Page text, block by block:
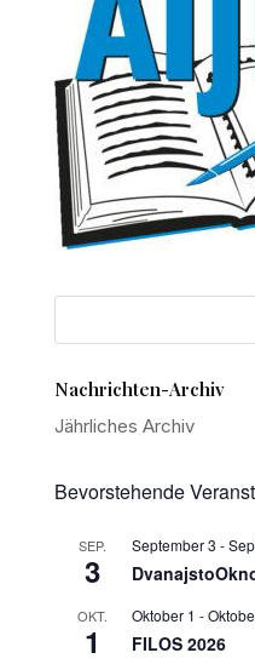
Nachrichten-Archiv
Jährliches Archiv
Bevorstehende
SEP.
3
September 3 -
OKT.
1
Oktober 1 -
FILOS 2026